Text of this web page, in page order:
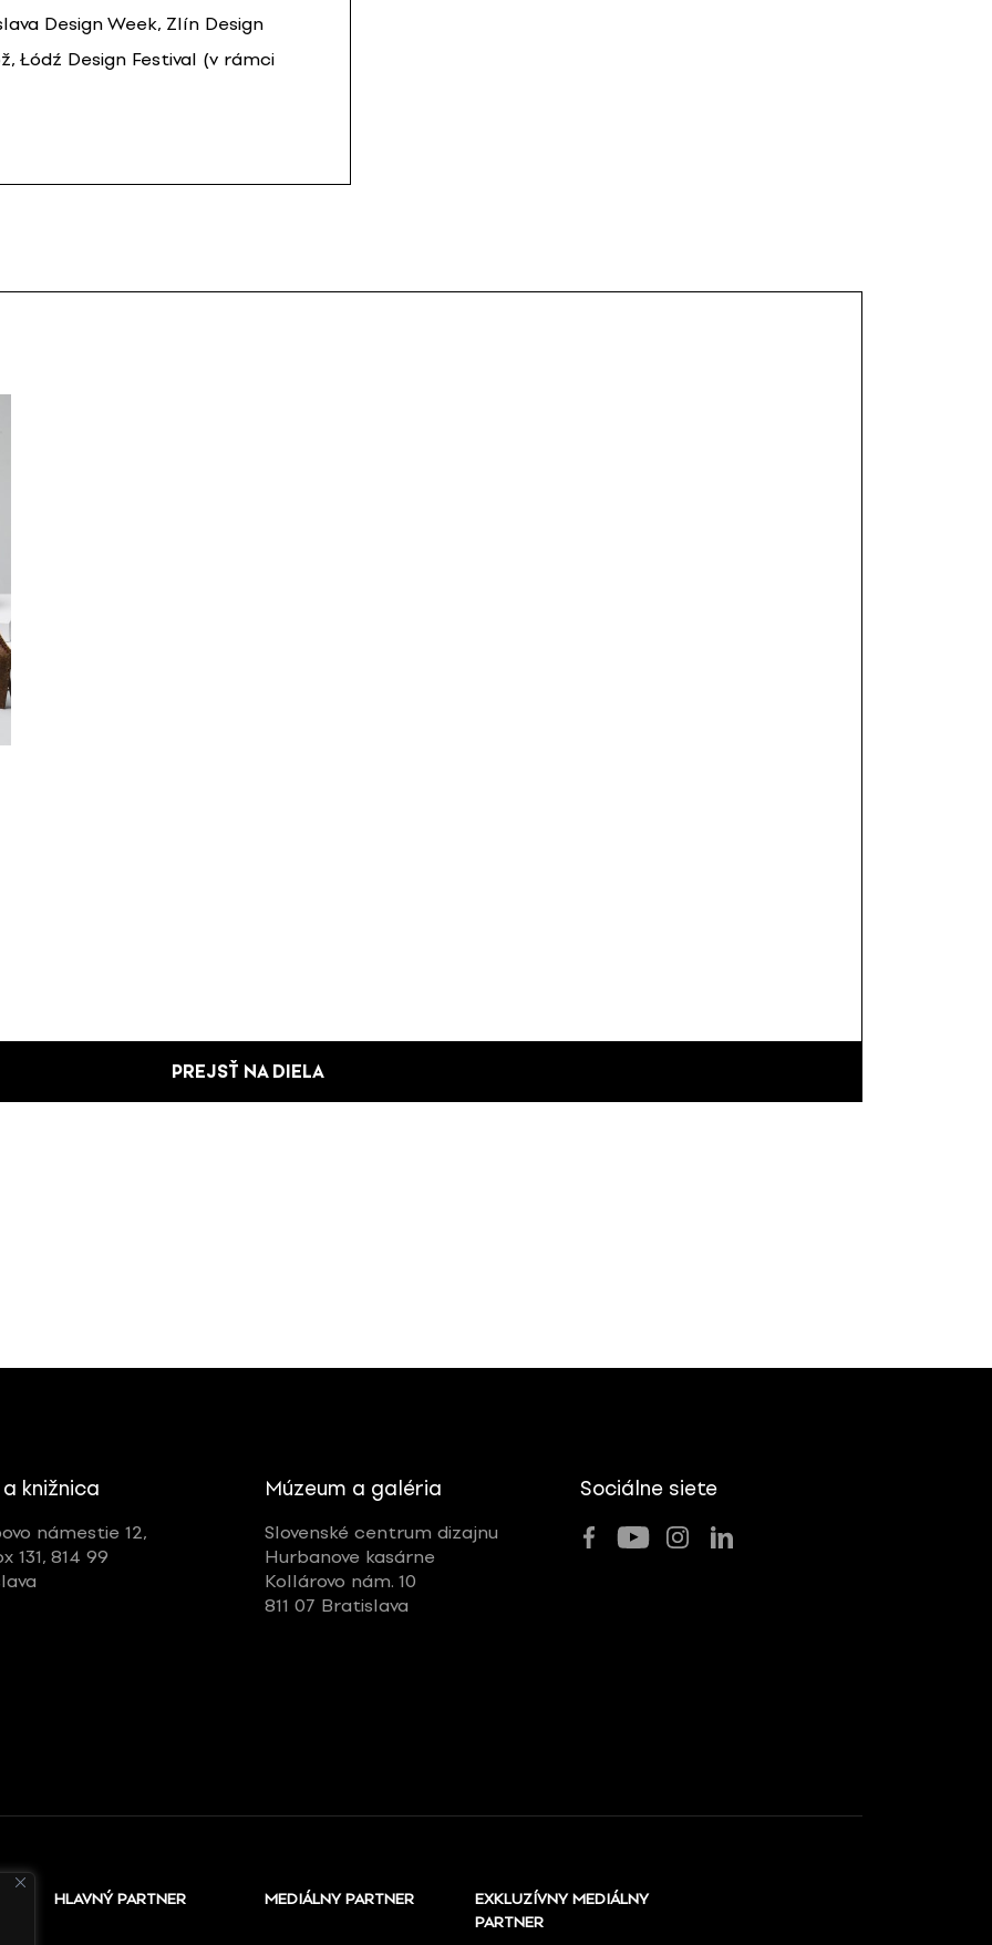
Design Week, Zlín Design
Łódź Design Festival (v rámci
PREJSŤ NA DIELA
knižnica
námestie 12,
131, 814 99
Múzeum a galéria
Slovenské centrum dizajnu
Hurbanove kasárne
Kollárovo nám. 10
811 07 Bratislava
Sociálne siete
HLAVNÝ PARTNER MEDIÁLNY PARTNER
EXKLUZÍVNY MEDIÁLNY
PARTNER